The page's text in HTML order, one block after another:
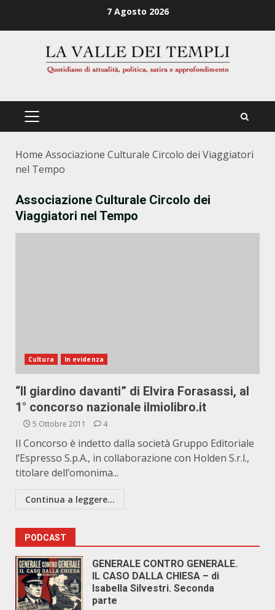
7 Agosto 2026
PRIMÄRES
Home Associazione Culturale Circolo dei Viaggiatori
nel Tempo
Associazione Culturale Circolo dei
Viaggiatori nel Tempo
Cultura In evidenza
“Il giardino davanti” di Elvira Forasassi, al
1° concorso nazionale ilmiolibro.it
5 Ottobre 2011 4
Il Concorso è indetto dalla società Gruppo Editoriale
l’Espresso S.p.A., in collaborazione con Holden S.r.l.,
titolare dell’omonima...
Continua a leggere...
PODCAST
GENERALE CONTRO GENERALE.
IL CASO DALLA CHIESA – di
Isabella Silvestri. Seconda
parte